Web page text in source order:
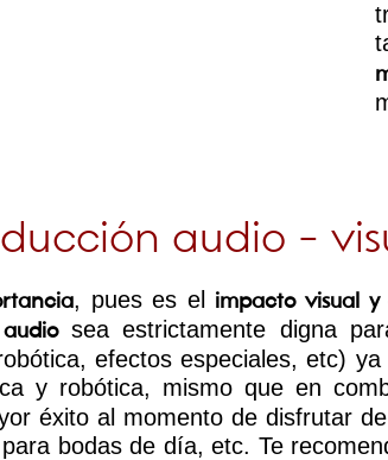
audio -
, pues es el impacto visual y
sea estrictamente digna
efectos especiales, etc)
y robótica, mismo que en
éxito al momento de disfrutar
bodas de día, etc. Te